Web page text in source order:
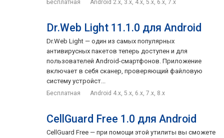
Бесплатная Android 2.x, 3.x, 4.x, 5.x, 6.x, 7.x
Dr.Web Light 11.1.0 для Android
Dr.Web Light — один из самых популярных
антивирусных пакетов теперь доступен и для
пользователей Android-смартфонов. Приложение
включает в себя сканер, проверяющий файловую
систему устройст...
Бесплатная Android 4.x, 5.x, 6.x, 7.x, 8.x
CellGuard Free 1.0 для Android
CellGuard Free — при помощи этой утилиты вы сможете